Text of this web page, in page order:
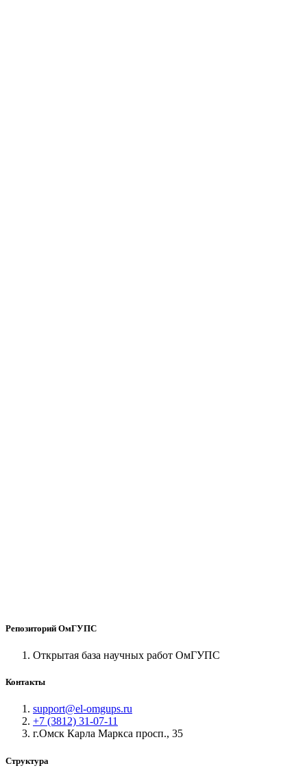
Репозиторий ОмГУПС
Открытая база научных работ ОмГУПС
Контакты
support@el-omgups.ru
+7 (3812) 31-07-11
г.Омск Карла Маркса просп., 35
Структура